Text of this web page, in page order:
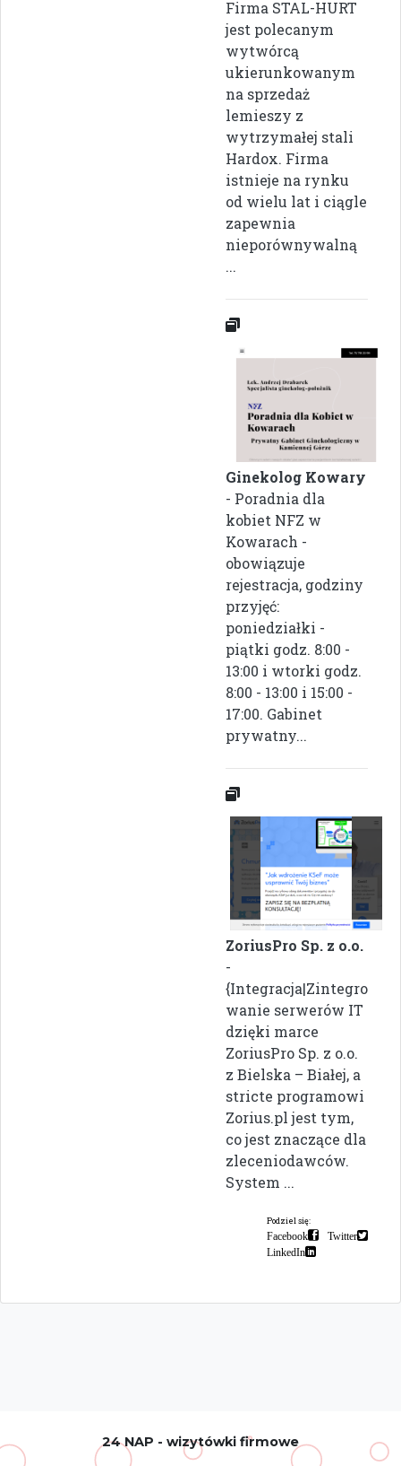
Firma STAL-HURT
jest polecanym
wytwórcą
ukierunkowanym
na sprzedaż
lemieszy z
wytrzymałej stali
Hardox. Firma
istnieje na rynku
od wielu lat i ciągle
zapewnia
nieporównywalną
...
Ginekolog Kowary
- Poradnia dla
kobiet NFZ w
Kowarach -
obowiązuje
rejestracja, godziny
przyjęć:
poniedziałki -
piątki godz. 8:00 -
13:00 i wtorki godz.
8:00 - 13:00 i 15:00 -
17:00. Gabinet
prywatny...
ZoriusPro Sp. z o.o.
-
{Integracja|Zintegro
wanie serwerów IT
dzięki marce
ZoriusPro Sp. z o.o.
z Bielska – Białej, a
stricte programowi
Zorius.pl jest tym,
co jest znaczące dla
zleceniodawców.
System ...
Podziel się:
Facebook
Twitter
LinkedIn
24 NAP - wizytówki firmowe